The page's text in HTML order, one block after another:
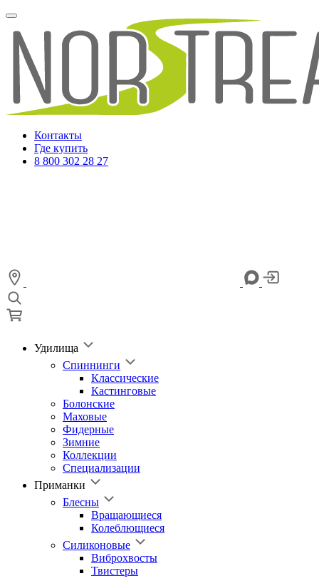
Контакты
Где купить
8 800 302 28 27
Удилища
Спиннинги
Классические
Кастинговые
Болонские
Маховые
Фидерные
Зимние
Коллекции
Специализации
Приманки
Блесны
Вращающиеся
Колеблющиеся
Силиконовые
Виброхвосты
Твистеры